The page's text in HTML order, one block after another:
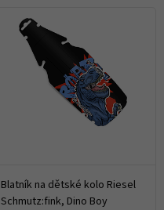
Blatník na dětské kolo Riesel
Schmutz:fink, Dino Boy